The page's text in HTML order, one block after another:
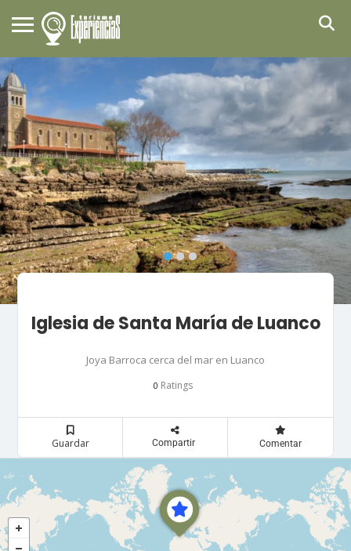
Iglesia de Santa María de Luanco
Joya Barroca cerca del mar en Luanco
0 Ratings
Guardar Compartir Comentar